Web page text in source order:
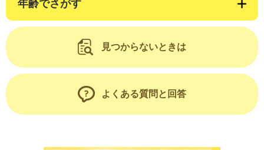
年齢でさがす
見つからないときは
よくある質問と回答